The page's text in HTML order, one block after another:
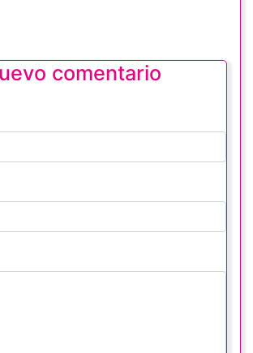
comentario